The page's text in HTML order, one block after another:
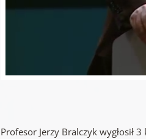
Profesor Jerzy Bralczyk wygłosił